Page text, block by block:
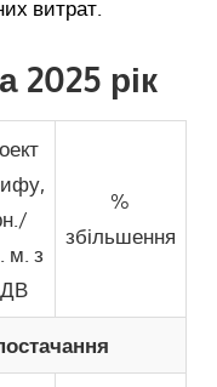
витрат.
2025 рік
м. з
%
збільшення